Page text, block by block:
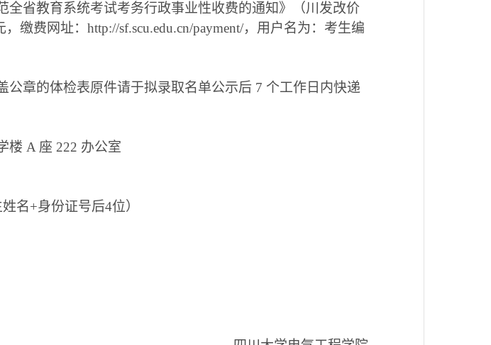
省教育系统考试考务行政事业性收费的通知》（川发改价
缴费网址：http://sf.scu.edu.cn/payment/，用户名为：考生编
章的体检表原件请于拟录取名单公示后 7 个工作日内快递
楼 A 座 222 办公室
名+身份证号后4位）